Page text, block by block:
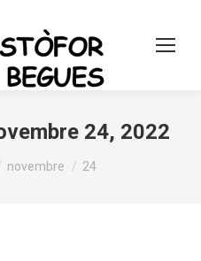
24, 2022
novembre 24